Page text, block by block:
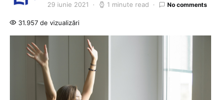
29 iunie 2021 1 minute read No comments
31.957 de vizualizări